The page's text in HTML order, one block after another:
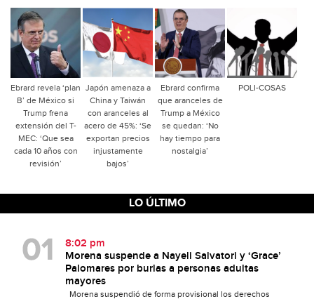
Ebrard revela ‘plan
B’ de México si
Trump frena
extensión del T-
MEC: ‘Que sea
cada 10 años con
revisión’
Japón amenaza a
China y Taiwán
con aranceles al
acero de 45%: ‘Se
exportan precios
injustamente
bajos’
Ebrard confirma
que aranceles de
Trump a México
se quedan: ‘No
hay tiempo para
nostalgia’
POLI-COSAS
LO ÚLTIMO
8:02 pm
Morena suspende a Nayeli Salvatori y ‘Grace’
Palomares por burlas a personas adultas
mayores
Morena suspendió de forma provisional los derechos